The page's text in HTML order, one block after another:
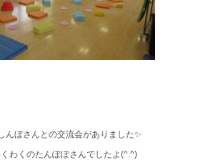
んぼさんとの交流会がありました✨
わくのたんぽぽさんでしたよ(^.^)